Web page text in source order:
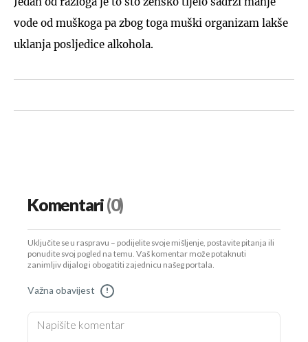
vode od muškoga pa zbog toga muški organizam lakše
uklanja posljedice alkohola.
Komentari(0)
Uključite se u raspravu – podijelite svoje mišljenje, postavite pitanja ili
ponudite svoj pogled na temu. Vaš komentar može potaknuti
zanimljiv dijalog i obogatiti zajednicu našeg portala.
Važna obavijest !